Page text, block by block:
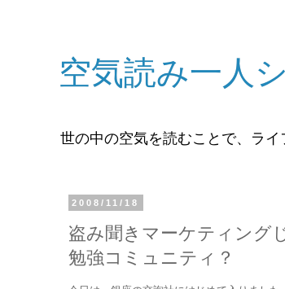
空気読み一人
世の中の空気を読むことで、ラ
2008/11/18
盗み聞きマーケティング
勉強コミュニティ？